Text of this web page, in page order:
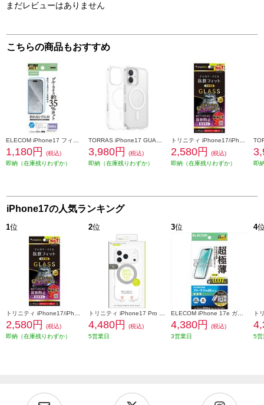
まだレビューはありません
こちらの商品もおすすめ
1,180円
(税込)
即納（在庫残りわずか）
3,980円
(税込)
即納（在庫残りわずか）
2,580円
(税込)
即納（在庫残りわずか）
即
iPhone17の人気ランキング
1位
2,580円
(税込)
即納（在庫残りわずか）
2位
4,480円
(税込)
5営業日
3位
4,380円
(税込)
3営業日
4
5営